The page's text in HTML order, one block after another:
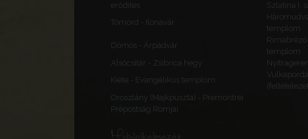
erődítés
Szlatina I.
Tömörd - Ilonavár
templom
Dömös - Árpádvár
templom
Alsócsitár - Zsibrica hegy
Kiéte - Evangélikus templom
Oroszlány (Majkpuszta) - Premontrei
Prépostság Romjai
Mobilalkalmazás